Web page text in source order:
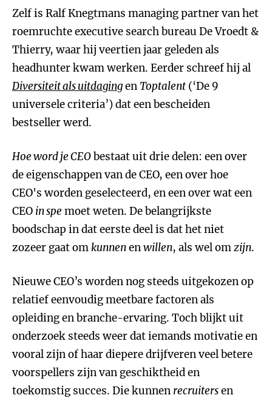
Zelf is Ralf Knegtmans managing partner van het
roemruchte executive search bureau De Vroedt &
Thierry, waar hij veertien jaar geleden als
headhunter kwam werken. Eerder schreef hij al
Diversiteit als uitdagingen Toptalent (‘De 9
universele criteria’) dat een bescheiden
bestseller werd.
Hoe word je CEObestaat uit drie delen: een over
de eigenschappen van de CEO, een over hoe
CEO's worden geselecteerd, en een over wat een
CEO in spe moet weten. De belangrijkste
boodschap in dat eerste deel is dat het niet
zozeer gaat omkunnenenwillen, als wel omzijn.
Nieuwe CEO’s worden nog steeds uitgekozen op
relatief eenvoudig meetbare factoren als
opleiding en branche-ervaring. Toch blijkt uit
onderzoek steeds weer dat iemands motivatie en
vooral zijn of haar diepere drijfveren veel betere
voorspellers zijn van geschiktheid en
toekomstig succes. Die kunnen recruitersen